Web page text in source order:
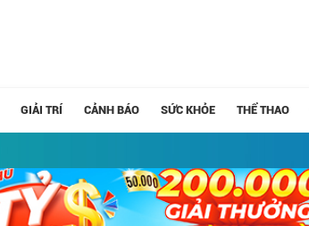
GIẢI TRÍ CẢNH BÁO SỨC KHỎE THỂ THAO